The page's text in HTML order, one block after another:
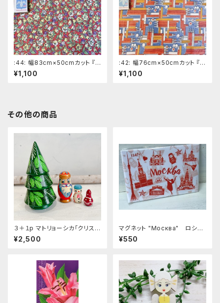
:44: 幅83cm×50cmカット 『チ
ューリップやパンジー』 赤色系
ロシアの昔の布 デッドストッ
¥1,100
:42: 幅76cm×50cmカット 『鉛
筆と万年筆』 赤色系ロシアの
昔の布 デッドストック ソビエ
¥1,100
その他の商品
３＋１p マトリョーシカ「クリスマ
¥2,500
マグネット "Москва" ロシア
土産に最適 ZZ272
¥550